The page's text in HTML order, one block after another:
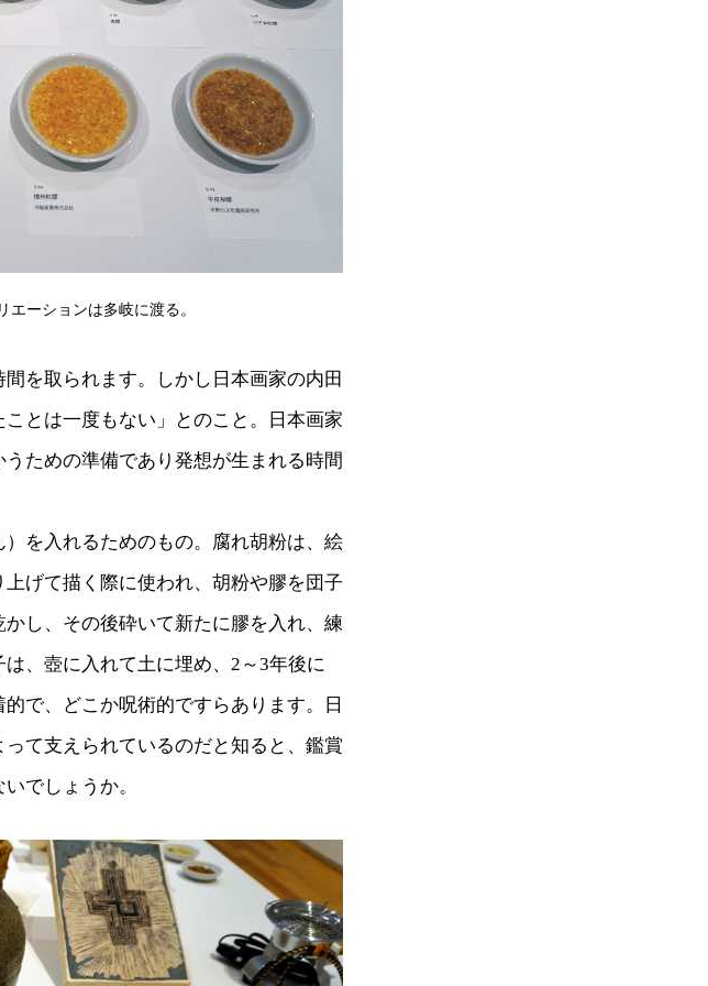
ーションは多岐に渡る。
を取られます。しかし日本画家の内田
とは一度もない」とのこと。日本画家
ための準備であり発想が生まれる時間
を入れるためのもの。腐れ胡粉は、絵
げて描く際に使われ、胡粉や膠を団子
し、その後砕いて新たに膠を入れ、練
、壺に入れて土に埋め、2～3年後に
で、どこか呪術的ですらあります。日
て支えられているのだと知ると、鑑賞
でしょうか。